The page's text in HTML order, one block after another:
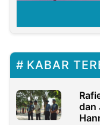
KABAR
dan